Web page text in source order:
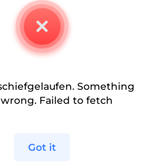
Farbspritzer Diashow
Something
Failed to fetch
Got it